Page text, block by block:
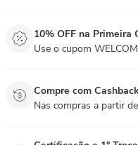
10% OFF na Primeira
Use o cupom
Compre com
Nas compras a partir